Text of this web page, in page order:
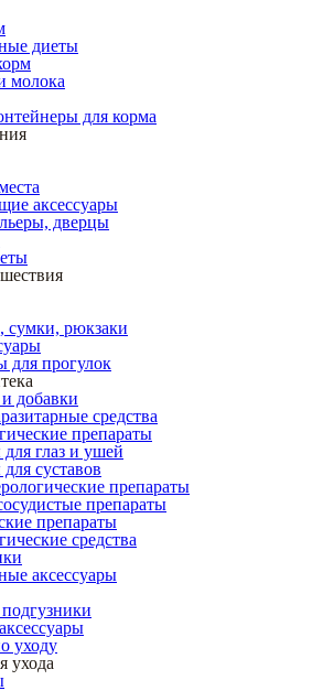
диеты
молока
для корма
аксессуары
дверцы
сумки, рюкзаки
для прогулок
добавки
средства
препараты
глаз и ушей
суставов
препараты
препараты
препараты
средства
аксессуары
уходу
ухода